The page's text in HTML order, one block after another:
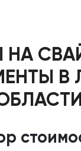
НА
В